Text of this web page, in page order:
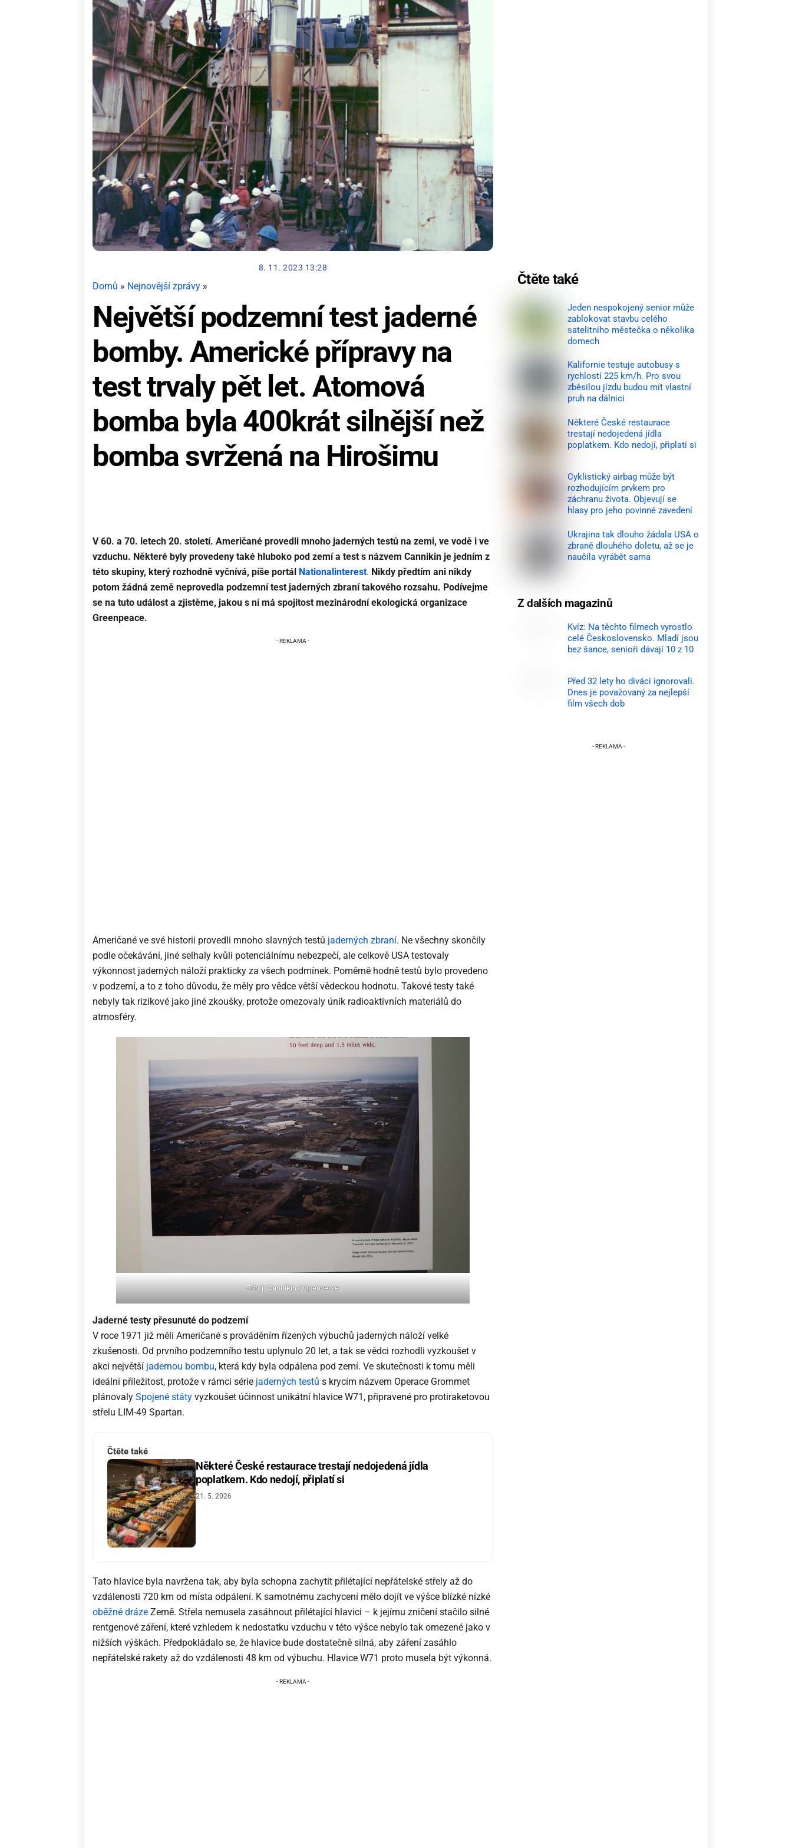
8. 11. 2023 13:28
Domů » Nejnovější zprávy »
Největší podzemní test jaderné
bomby. Americké přípravy na
test trvaly pět let. Atomová
bomba byla 400krát silnější než
bomba svržená na Hirošimu
V 60. a 70. letech 20. století. Američané provedli mnoho jaderných testů na zemi, ve vodě i ve
vzduchu. Některé byly provedeny také hluboko pod zemí a test s názvem Cannikin je jedním z
této skupiny, který rozhodně vyčnívá, píše portál Nationalinterest. Nikdy předtím ani nikdy
potom žádná země neprovedla podzemní test jaderných zbraní takového rozsahu. Podívejme
se na tuto událost a zjistěme, jakou s ní má spojitost mezinárodní ekologická organizace
Greenpeace.
Američané ve své historii provedli mnoho slavných testů jaderných zbraní. Ne všechny skončily
podle očekávání, jiné selhaly kvůli potenciálnímu nebezpečí, ale celkově USA testovaly
výkonnost jaderných náloží prakticky za všech podmínek. Poměrně hodně testů bylo provedeno
v podzemí, a to z toho důvodu, že měly pro vědce větší vědeckou hodnotu. Takové testy také
nebyly tak rizikové jako jiné zkoušky, protože omezovaly únik radioaktivních materiálů do
atmosféry.
Zdroj:Cannikin/ Openverse
Jaderné testy přesunuté do podzemí
V roce 1971 již měli Američané s prováděním řízených výbuchů jaderných náloží velké
zkušenosti. Od prvního podzemního testu uplynulo 20 let, a tak se vědci rozhodli vyzkoušet v
akci největší jadernou bombu, která kdy byla odpálena pod zemí. Ve skutečnosti k tomu měli
ideální příležitost, protože v rámci série jaderných testů s krycím názvem Operace Grommet
plánovaly Spojené státy vyzkoušet účinnost unikátní hlavice W71, připravené pro protiraketovou
střelu LIM-49 Spartan.
Čtěte také
Některé České restaurace trestají nedojedená jídla
poplatkem. Kdo nedojí, připlatí si
21. 5. 2026
Tato hlavice byla navržena tak, aby byla schopna zachytit přilétající nepřátelské střely až do
vzdálenosti 720 km od místa odpálení. K samotnému zachycení mělo dojít ve výšce blízké nízké
oběžné dráze Země. Střela nemusela zasáhnout přilétající hlavici – k jejímu zničení stačilo silné
rentgenové záření, které vzhledem k nedostatku vzduchu v této výšce nebylo tak omezené jako v
nižších výškách. Předpokládalo se, že hlavice bude dostatečně silná, aby záření zasáhlo
nepřátelské rakety až do vzdálenosti 48 km od výbuchu. Hlavice W71 proto musela být výkonná.
Čtěte také
Jeden nespokojený senior může
zablokovat stavbu celého
satelitního městečka o několika
domech
Kalifornie testuje autobusy s
rychlostí 225 km/h. Pro svou
zběsilou jízdu budou mít vlastní
pruh na dálnici
Některé České restaurace
trestají nedojedená jídla
poplatkem. Kdo nedojí, připlatí si
Cyklistický airbag může být
rozhodujícím prvkem pro
záchranu života. Objevují se
hlasy pro jeho povinné zavedení
Ukrajina tak dlouho žádala USA o
zbraně dlouhého doletu, až se je
naučila vyrábět sama
Z dalších magazinů
Kvíz: Na těchto filmech vyrostlo
celé Československo. Mladí jsou
bez šance, senioři dávají 10 z 10
Před 32 lety ho diváci ignorovali.
Dnes je považovaný za nejlepší
film všech dob